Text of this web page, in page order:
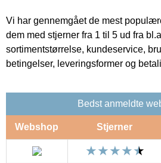
Vi har gennemgået de mest
dem med stjerner fra 1 til 5 ud fra
sortimentstørrelse, kundeservice,
betingelser, leveringsformer og
Bedst anmeldte
Webshop Stjerner